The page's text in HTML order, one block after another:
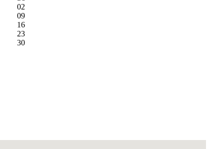
02
09
16
23
30